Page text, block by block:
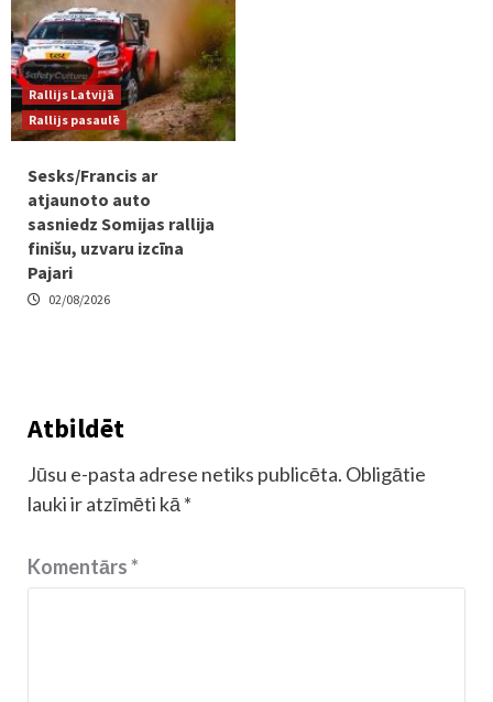
Rallijs Latvijā
Rallijs pasaulē
Sesks/Francis ar
atjaunoto auto
sasniedz Somijas rallija
finišu, uzvaru izcīna
Pajari
02/08/2026
Atbildēt
Jūsu e-pasta adrese netiks publicēta. Obligātie
lauki ir atzīmēti kā *
Komentārs*